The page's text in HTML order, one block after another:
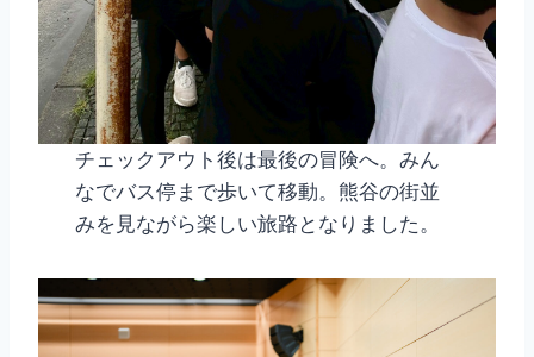
チェックアウト後は最後の冒険へ。みん
なでバス停まで歩いて移動。熊谷の街並
みを見ながら楽しい旅路となりました。